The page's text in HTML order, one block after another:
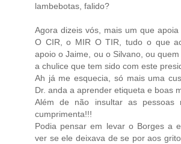
lambebotas, falido?
Agora dizeis vós, mais um que
O CIR, o MIR O TIR, tudo o que
apoio o Jaime, ou o Silvano, ou
a chulice que tem sido com este
Ah já me esquecia, só mais uma
Dr. anda a aprender etiqueta e boas
Além de não insultar as
cumprimenta!!!
Podia pensar em levar o Borges a
ver se ele deixava de se por aos